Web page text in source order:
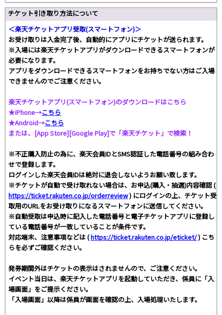
チケット引き取り方法について
＜楽天チケットアプリ受取(スマートフォン)＞
お受け取りは入金完了後、自動的にアプリにチケットが送られます。
※入場には楽天チケットアプリがダウンロードできるスマートフォンが
必要になります。
アプリをダウンロードできるスマートフォンをお持ちでない方はご入場
できませんのでご注意ください。
楽天チケットアプリ(スマートフォン)のダウンロードはこちら
★iPhone→こちら
★Android→こちら
または、[App Store][Google Play]で「楽天チケット」で検索！
※不正購入防止の為に、楽天会員IDとSMS認証した電話番号の組み合わ
せで登録します。
ログインした楽天会員IDは絶対に退会しないようお願い致します。
※チケットが自動で受け取れない場合は、お申込(購入・抽選)内容確認 (
https://ticket.rakuten.co.jp/orderreview) にログインの上、チケット受
取用のURLをお受け取りになるスマートフォンに送信してください。
※自動受取は申込時に記入した電話番号と電子チケットアプリに登録し
ている電話番号が一致していることが条件です。
対応端末、注意事項などは (https://ticket.rakuten.co.jp/eticket/) こち
らを必ずご確認ください。
発券期間外はチケットの表示はされませんので、ご注意ください。
イベント当日は、楽天チケットアプリを起動していただき、係員に「入
場画面」をご提示ください。
「入場画面」以降は係員が画面を確認の上、入場処理いたします。